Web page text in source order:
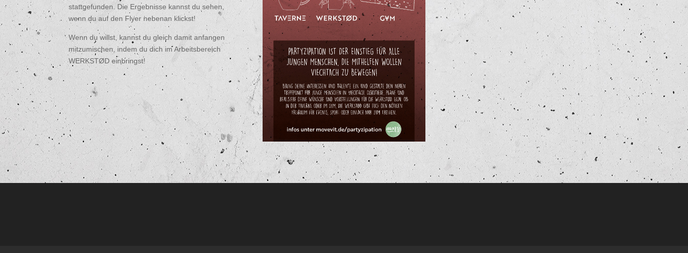
stattgefunden. Die Ergebnisse kannst du sehen,
wenn du auf den Flyer nebenan klickst!
Wenn du willst, kannst du gleich damit anfangen
mitzumischen, indem du dich im Arbeitsbereich
WERKSTØD einbringst!